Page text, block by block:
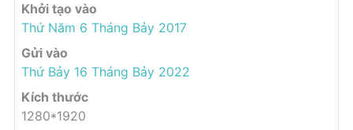
Khởi tạo vào
Thứ Năm 6 Tháng Bảy 2017
Gửi vào
Thứ Bảy 16 Tháng Bảy 2022
Kích thước
1280*1920